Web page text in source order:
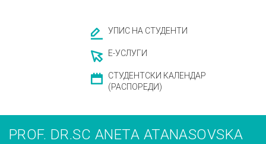
УПИС НА СТУДЕНТИ
Е-УСЛУГИ
СТУДЕНТСКИ КАЛЕНДАР
(РАСПОРЕДИ)
PROF. DR.SC ANETA ATANASOVSKA